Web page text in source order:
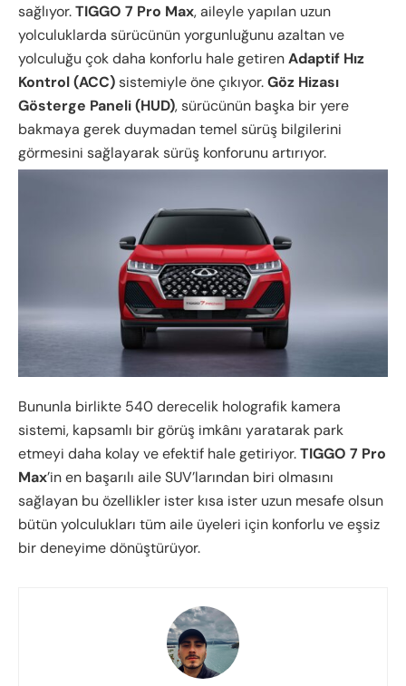
sağlıyor.TIGGO 7 Pro Max, aileyle yapılan uzun
yolculuklarda sürücünün yorgunluğunu azaltan ve
yolculuğu çok daha konforlu hale getirenAdaptif Hız
Kontrol (ACC)sistemiyle öne çıkıyor.Göz Hizası
Gösterge Paneli (HUD), sürücünün başka bir yere
bakmaya gerek duymadan temel sürüş bilgilerini
görmesini sağlayarak sürüş konforunu artırıyor.
Bununla birlikte 540 derecelik holografik kamera
sistemi, kapsamlı bir görüş imkânı yaratarak park
etmeyi daha kolay ve efektif hale getiriyor.TIGGO 7 Pro
Max’in en başarılı aile SUV’larından biri olmasını
sağlayan bu özellikler ister kısa ister uzun mesafe olsun
bütün yolculukları tüm aile üyeleri için konforlu ve eşsiz
bir deneyime dönüştürüyor.